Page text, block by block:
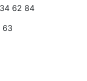
62 84
63